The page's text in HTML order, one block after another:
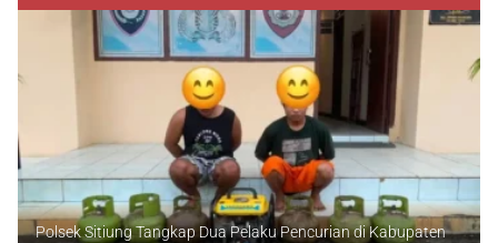
Polsek Sitiung Tangkap Dua Pelaku Pencurian di Kabupaten